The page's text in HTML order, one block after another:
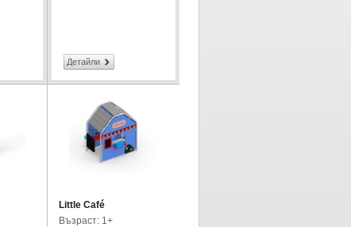
Детайли
Little Café
Възраст: 1+